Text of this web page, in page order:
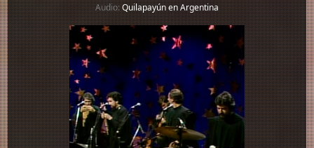
Audio:Quilapayún en Argentina